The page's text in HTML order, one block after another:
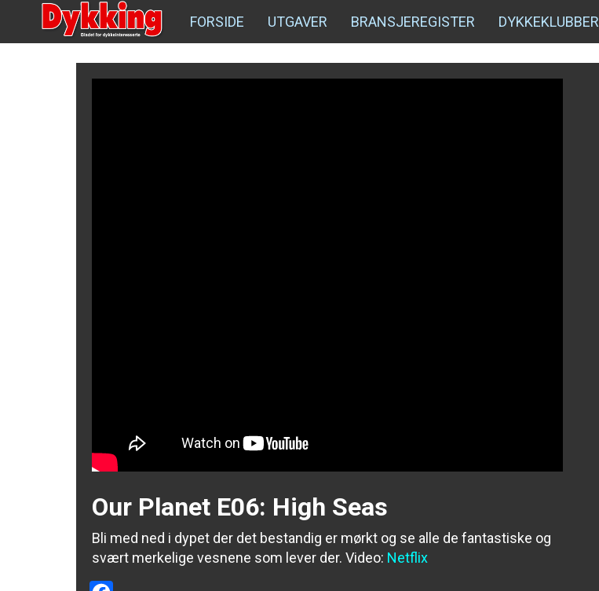
FORSIDE UTGAVER BRANSJEREGISTER DYKKEKLUBBER
Our Planet E06: High Seas
Bli med ned i dypet der det bestandig er mørkt og se alle de fantastiske og
svært merkelige vesnene som lever der. Video: Netflix